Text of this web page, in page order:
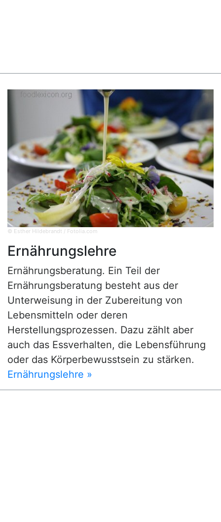
© Esther Hildebrandt / Fotolia.com
Ernährungslehre
Ernährungsberatung. Ein Teil der
Ernährungsberatung besteht aus der
Unterweisung in der Zubereitung von
Lebensmitteln oder deren
Herstellungsprozessen. Dazu zählt aber
auch das Essverhalten, die Lebensführung
oder das Körperbewusstsein zu stärken.
Ernährungslehre »